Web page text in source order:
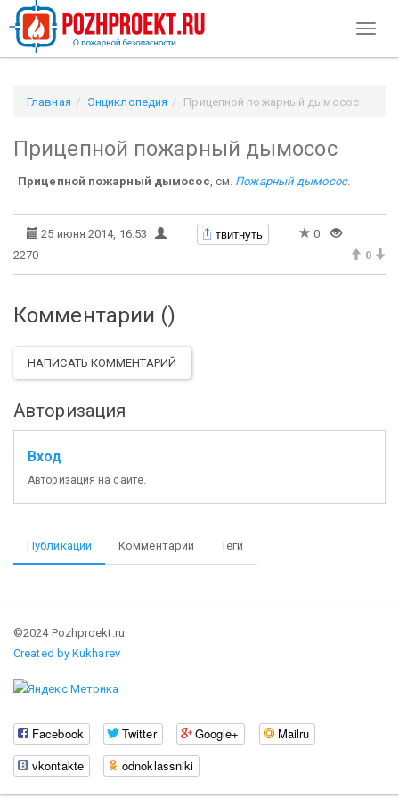
Главная Энциклопедия Прицепной пожарный дымосос
Прицепной пожарный дымосос
Прицепной пожарный дымосос , см. Пожарный дымосос.
25 июня 2014, 16:53 твитнуть
0
2270
0
Комментарии ()
НАПИСАТЬ КОММЕНТАРИЙ
Авторизация
Вход
Авторизация на сайте.
Публикации Комментарии Теги
©2024 Pozhproekt.ru
Created by Kukharev
Facebook Twitter Google+
Mailru
vkontakte
odnoklassniki